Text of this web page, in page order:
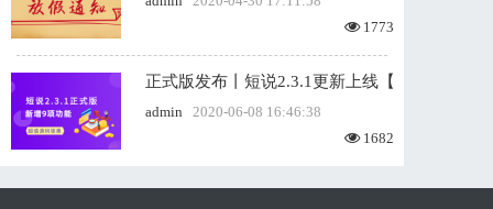
1773
正式版发布丨短说2.3.1更新上线【新增禁言管
admin 2020-06-08 16:46:38
1682